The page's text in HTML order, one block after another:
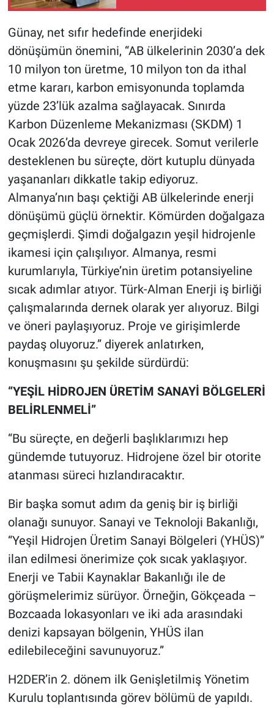
Günay, net sıfır hedefinde enerjideki
dönüşümün önemini, “AB ülkelerinin 2030’a dek
10 milyon ton üretme, 10 milyon ton da ithal
etme kararı, karbon emisyonunda toplamda
yüzde 23’lük azalma sağlayacak. Sınırda
Karbon Düzenleme Mekanizması (SKDM) 1
Ocak 2026’da devreye girecek. Somut verilerle
desteklenen bu süreçte, dört kutuplu dünyada
yaşananları dikkatle takip ediyoruz.
Almanya’nın başı çektiği AB ülkelerinde enerji
dönüşümü güçlü örnektir. Kömürden doğalgaza
geçmişlerdi. Şimdi doğalgazın yeşil hidrojenle
ikamesi için çalışılıyor. Almanya, resmi
kurumlarıyla, Türkiye’nin üretim potansiyeline
sıcak adımlar atıyor. Türk-Alman Enerji iş birliği
çalışmalarında dernek olarak yer alıyoruz. Bilgi
ve öneri paylaşıyoruz. Proje ve girişimlerde
paydaş oluyoruz.” diyerek anlatırken,
konuşmasını şu şekilde sürdürdü:
“YEŞİL HİDROJEN ÜRETİM SANAYİ BÖLGELERİ
BELİRLENMELİ”
“Bu süreçte, en değerli başlıklarımızı hep
gündemde tutuyoruz. Hidrojene özel bir otorite
atanması süreci hızlandıracaktır.
Bir başka somut adım da geniş bir iş birliği
olanağı sunuyor. Sanayi ve Teknoloji Bakanlığı,
“Yeşil Hidrojen Üretim Sanayi Bölgeleri (YHÜS)”
ilan edilmesi önerimize çok sıcak yaklaşıyor.
Enerji ve Tabii Kaynaklar Bakanlığı ile de
görüşmelerimiz sürüyor. Örneğin, Gökçeada –
Bozcaada lokasyonları ve iki ada arasındaki
denizi kapsayan bölgenin, YHÜS ilan
edilebileceğini savunuyoruz.”
H2DER’in 2. dönem ilk Genişletilmiş Yönetim
Kurulu toplantısında görev bölümü de yapıldı.